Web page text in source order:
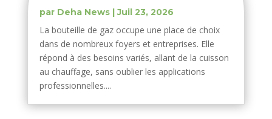
par Deha News|Juil 23, 2026
La bouteille de gaz occupe une place de choix
dans de nombreux foyers et entreprises. Elle
répond à des besoins variés, allant de la cuisson
au chauffage, sans oublier les applications
professionnelles....